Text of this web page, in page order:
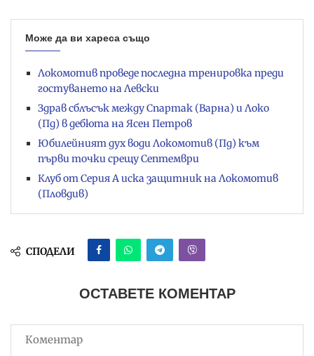
Може да ви хареса също
Локомотив проведе последна тренировка преди
гостуването на Левски
Здрав сблъсък между Спартак (Варна) и Локо
(Пд) в дебюта на Ясен Петров
Юбилейният дух води Локомотив (Пд) към
първи точки срещу Септември
Клуб от Серия А иска защитник на Локомотив
(Пловдив)
СПОДЕЛИ
ОСТАВЕТЕ КОМЕНТАР